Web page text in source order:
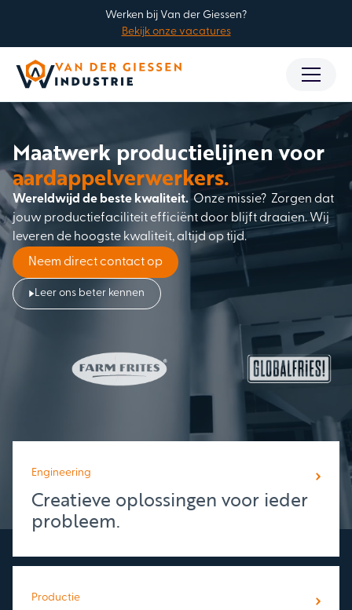
Werken bij Van der Giessen?
Bekijk onze vacatures
Maatwerk productielijnen voor
aardappelverwerkers.
Wereldwijd de beste kwaliteit.Onze missie? Zorgen dat
jouw productiefaciliteit efficiënt door blijft draaien. Wij
leveren de hoogste kwaliteit, altijd op tijd.
Neem direct contact op
Leer ons beter kennen
Engineering
Creatieve oplossingen voor ieder
probleem.
Productie